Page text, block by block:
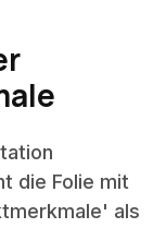
die Folie mit
als